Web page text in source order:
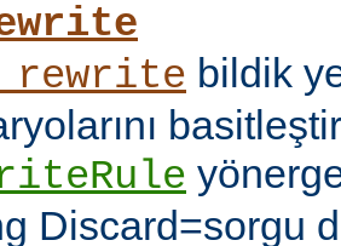
bildik
Discard=sorgu